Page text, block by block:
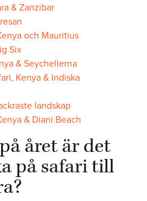
& Zanzibar
och Mauritius
Six
& Seychellerna
Kenya & Indiska
landskap
& Diani Beach
året är det
på safari till